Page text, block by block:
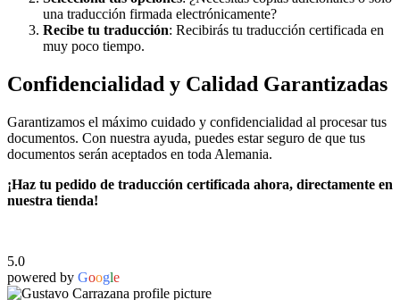
una traducción firmada electrónicamente?
Recibe tu traducción: Recibirás tu traducción certificada en
muy poco tiempo.
Confidencialidad y Calidad Garantizadas
Garantizamos el máximo cuidado y confidencialidad al procesar tus
documentos. Con nuestra ayuda, puedes estar seguro de que tus
documentos serán aceptados en toda Alemania.
¡Haz tu pedido de traducción certificada ahora, directamente en
nuestra tienda!
5.0
powered by Google